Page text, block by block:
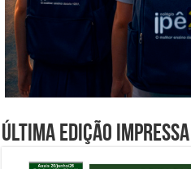
Última edição impressa